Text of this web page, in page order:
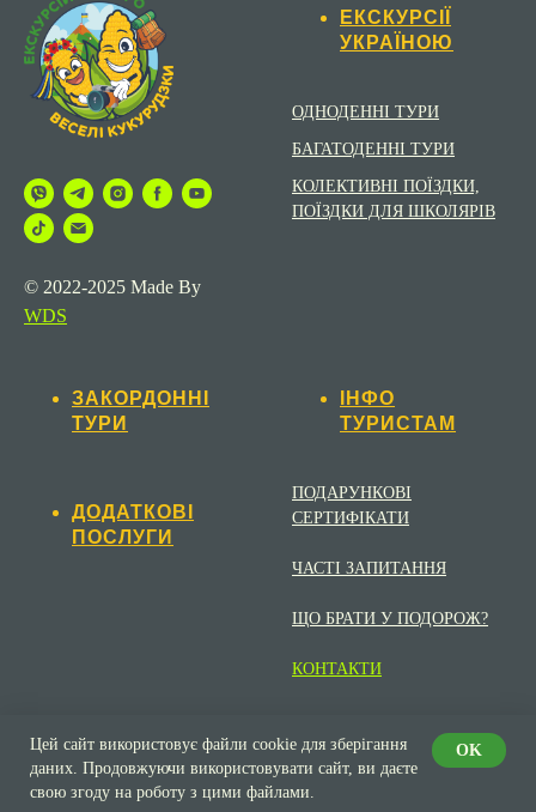
Цей сайт використовує файли cookie для зберігання
даних. Продовжуючи використовувати сайт, ви даєте
свою згоду на роботу з цими файлами.
OK
© 2022-2025 Made By
WDS
ЕКСКУРСІЇ
УКРАЇНОЮ
ОДНОДЕННІ ТУРИ
БАГАТОДЕННІ ТУРИ
КОЛЕКТИВНІ ПОЇЗДКИ,
ПОЇЗДКИ ДЛЯ ШКОЛЯРІВ
ЗАКОРДОННІ
ТУРИ
ДОДАТКОВІ
ПОСЛУГИ
ІНФО
ТУРИСТАМ
ПОДАРУНКОВІ
СЕРТИФІКАТИ
ЧАСТІ ЗАПИТАННЯ
ЩО БРАТИ У ПОДОРОЖ?
КОНТАКТИ